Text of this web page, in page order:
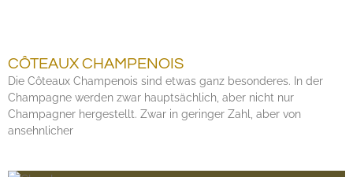
CÔTEAUX CHAMPENOIS
Die Côteaux Champenois sind etwas ganz besonderes. In der
Champagne werden zwar hauptsächlich, aber nicht nur
Champagner hergestellt. Zwar in geringer Zahl, aber von
ansehnlicher